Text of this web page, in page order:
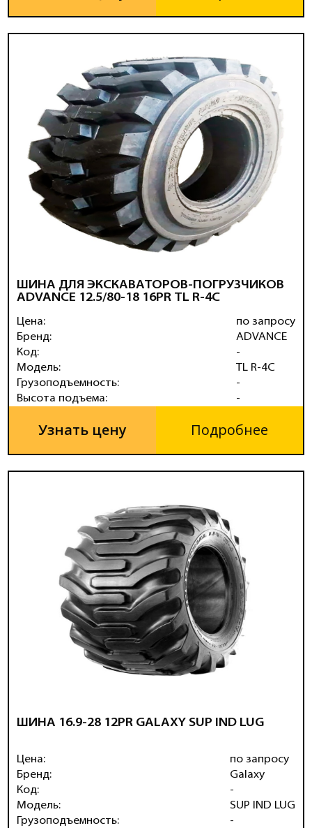
ШИНА ДЛЯ ЭКСКАВАТОРОВ-ПОГРУЗЧИКОВ
ADVANCE 12.5/80-18 16PR TL R-4C
Цена:
Бренд:
Код:
Модель:
Грузоподъемность:
Высота подъема:
по запросу
ADVANCE
-
TL R-4C
-
-
Узнать цену Подробнее
ШИНА 16.9-28 12PR GALAXY SUP IND LUG
Цена:
Бренд:
Код:
Модель:
Грузоподъемность:
по запросу
Galaxy
-
SUP IND LUG
-